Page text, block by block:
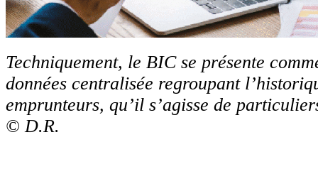
Techniquement, le BIC se présente
données centralisée regroupant
emprunteurs, qu’il s’agisse de
© D.R.